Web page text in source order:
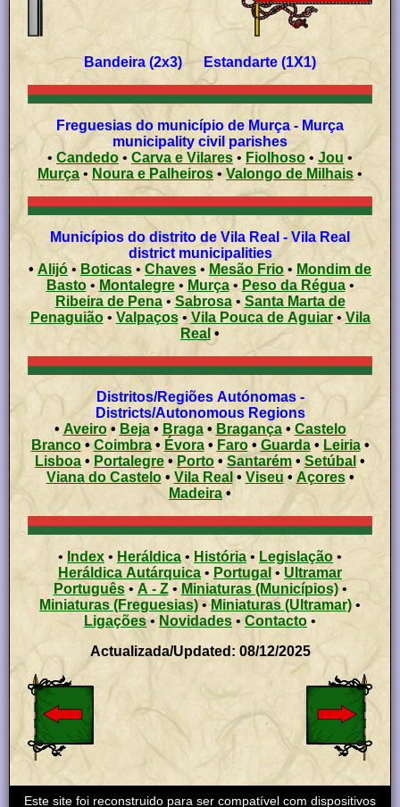
Bandeira (2x3) Estandarte (1X1)
Freguesias do município de Murça - Murça
municipality civil parishes
• Candedo • Carva e Vilares • Fiolhoso • Jou •
Murça • Noura e Palheiros • Valongo de Milhais •
Municípios do distrito de Vila Real - Vila Real
district municipalities
• Alijó • Boticas • Chaves• Mesão Frio • Mondim de
Basto• Montalegre• Murça•Peso da Régua•
Ribeira de Pena• Sabrosa• Santa Marta de
Penaguião• Valpaços• Vila Pouca de Aguiar•Vila
Real •
Distritos/Regiões Autónomas -
Districts/Autonomous Regions
• Aveiro• Beja• Braga• Bragança• Castelo
Branco•Coimbra• Évora• Faro• Guarda• Leiria•
Lisboa • Portalegre•Porto•Santarém • Setúbal •
Viana do Castelo• Vila Real • Viseu • Açores •
Madeira •
• Index • Heráldica • História • Legislação •
Heráldica Autárquica • Portugal• Ultramar
Português• A - Z• Miniaturas (Municípios)•
Miniaturas (Freguesias)•Miniaturas (Ultramar)•
Ligações• Novidades • Contacto •
Actualizada/Updated: 08/12/2025
Este site foi reconstruido para ser compatível com dispositivos